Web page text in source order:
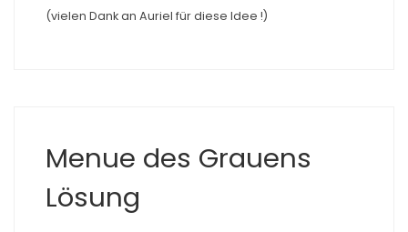
(vielen Dank an Auriel für diese Idee !)
Menue des Grauens
Lösung